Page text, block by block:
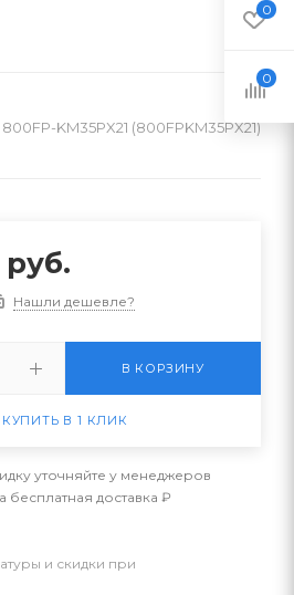
800FP-KM35PX21 (800FPKM35PX21)
руб.
Нашли дешевле?
В КОРЗИНУ
КУПИТЬ В 1 КЛИК
уточняйте у менеджеров
бесплатная доставка ₽
и скидки при
0
0